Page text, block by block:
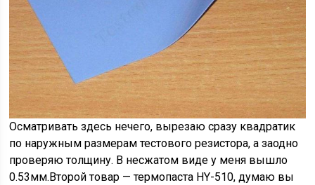
Осматривать здесь нечего, вырезаю сразу квадратик
по наружным размерам тестового резистора, а заодно
проверяю толщину. В несжатом виде у меня вышло
0.53мм.Второй товар — термопаста HY-510, думаю вы